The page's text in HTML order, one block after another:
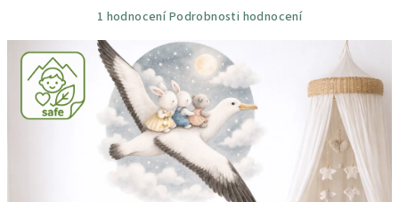
Průměrné
produktu
je
5,0
hvězdiček.
1 hodnoceníPodrobnosti hodnocení